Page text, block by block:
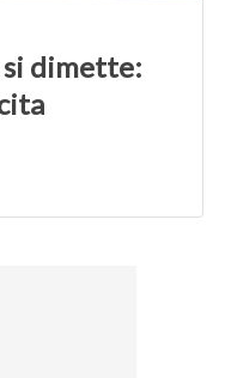
si dimette: